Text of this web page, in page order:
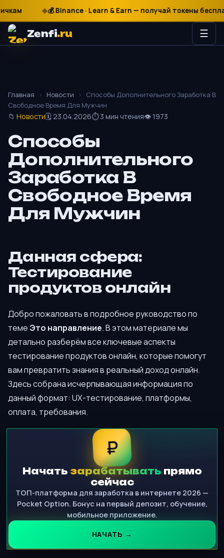
₽
$
€ 💰 Binance · Learn & Earn — получай токены бесплатно
Zenfi.ru ☰
Главная › Новости ›
Способы Дополнительного Заработка В
Свободное Время Для Мужчин
📁 Новости🗓 23.04.2026⏱ 3 мин чтения👁 1973
Способы
Дополнительного
Заработка В
Свободное Время
Для Мужчин
Данная сфера:
Тестирование
продуктов онлайн
Добро пожаловать в подробное руководство по
темеЭто направление. В этом материале мы
детально разберём все ключевые аспекты
тестирование продуктов онлайн, которые помогут
вам превратить знания в реальный доход онлайн.
Здесь собрана исчерпывающая информация по
данный формат: UX-тестирование, платформы,
оплата, требования.
₽
Начать зарабатывать прямо
сейчас
ТОП-платформа для заработка в интернете 2026 —
Pocket Option. Бонус на первый депозит, обучение,
мобильное приложение.
НАЧАТЬ →